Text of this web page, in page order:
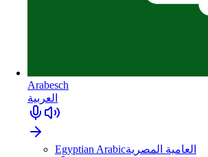
Arabesch
العربية
Egyptian Arabicالعامية المصرية